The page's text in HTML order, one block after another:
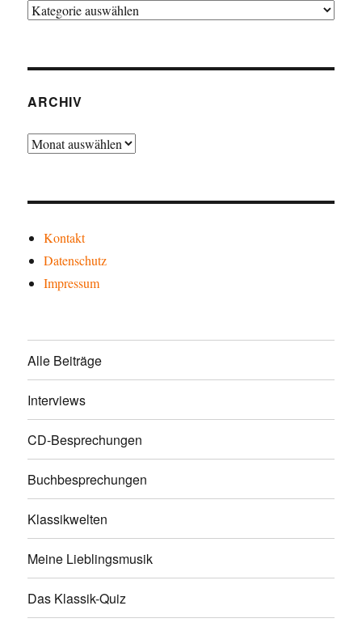
Aufführungsorte
ARCHIV
Archiv
Kontakt
Datenschutz
Impressum
Alle Beiträge
Interviews
CD-Besprechungen
Buchbesprechungen
Klassikwelten
Meine Lieblingsmusik
Das Klassik-Quiz